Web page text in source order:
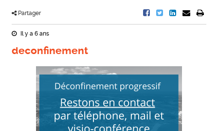
Partager
Il y a 6 ans
deconfinement